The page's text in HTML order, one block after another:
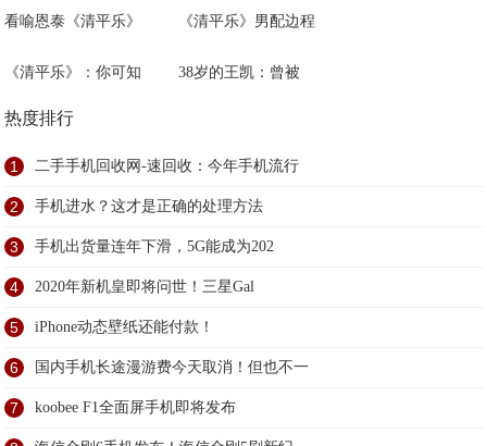
看喻恩泰《清平乐》 《清平乐》男配边程
《清平乐》：你可知 38岁的王凯：曾被
热度排行
1 二手手机回收网-速回收：今年手机流行
2 手机进水？这才是正确的处理方法
3 手机出货量连年下滑，5G能成为202
4 2020年新机皇即将问世！三星Gal
5 iPhone动态壁纸还能付款！
6 国内手机长途漫游费今天取消！但也不一
7 koobee F1全面屏手机即将发布